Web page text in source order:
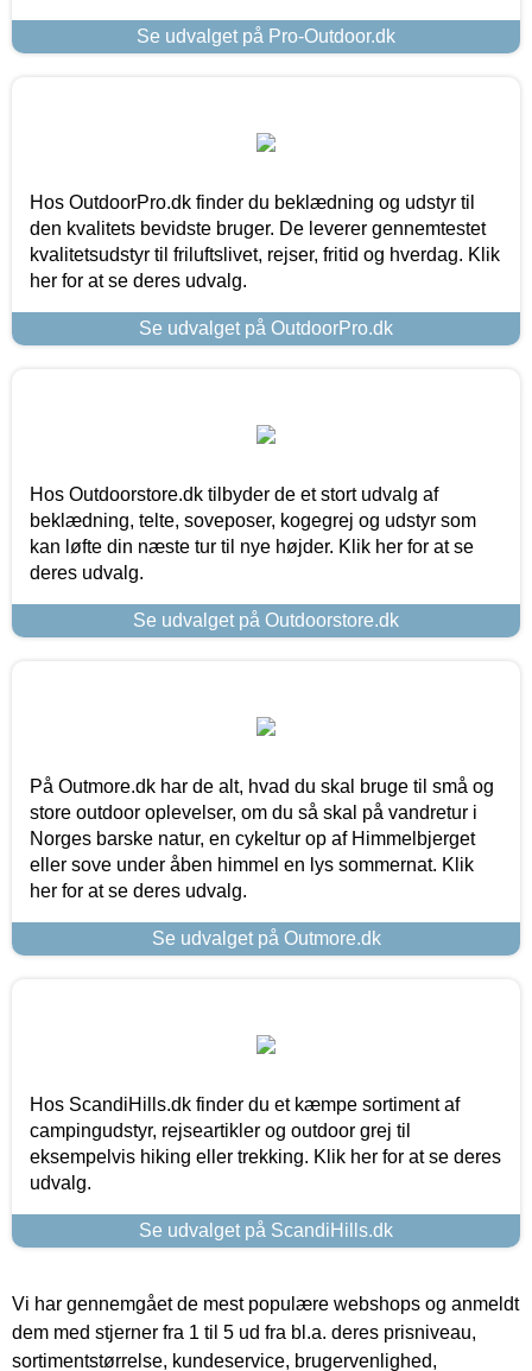
Se udvalget på Pro-Outdoor.dk
Hos OutdoorPro.dk finder du beklædning og udstyr til
den kvalitets bevidste bruger. De leverer gennemtestet
kvalitetsudstyr til friluftslivet, rejser, fritid og hverdag. Klik
her for at se deres udvalg.
Se udvalget på OutdoorPro.dk
Hos Outdoorstore.dk tilbyder de et stort udvalg af
beklædning, telte, soveposer, kogegrej og udstyr som
kan løfte din næste tur til nye højder. Klik her for at se
deres udvalg.
Se udvalget på Outdoorstore.dk
På Outmore.dk har de alt, hvad du skal bruge til små og
store outdoor oplevelser, om du så skal på vandretur i
Norges barske natur, en cykeltur op af Himmelbjerget
eller sove under åben himmel en lys sommernat. Klik
her for at se deres udvalg.
Se udvalget på Outmore.dk
Hos ScandiHills.dk finder du et kæmpe sortiment af
campingudstyr, rejseartikler og outdoor grej til
eksempelvis hiking eller trekking. Klik her for at se deres
udvalg.
Se udvalget på ScandiHills.dk
Vi har gennemgået de mest populære webshops og anmeldt
dem med stjerner fra 1 til 5 ud fra bl.a. deres prisniveau,
sortimentstørrelse, kundeservice, brugervenlighed,